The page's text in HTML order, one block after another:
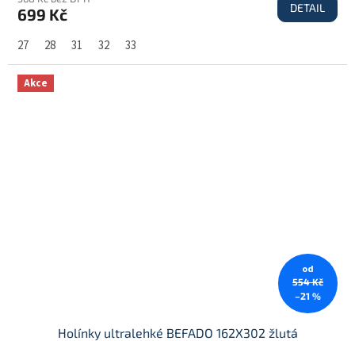
699 Kč DETAIL
27 28 31 32 33
Akce
od
554 Kč
–21 %
Holínky ultralehké BEFADO 162X302 žlutá